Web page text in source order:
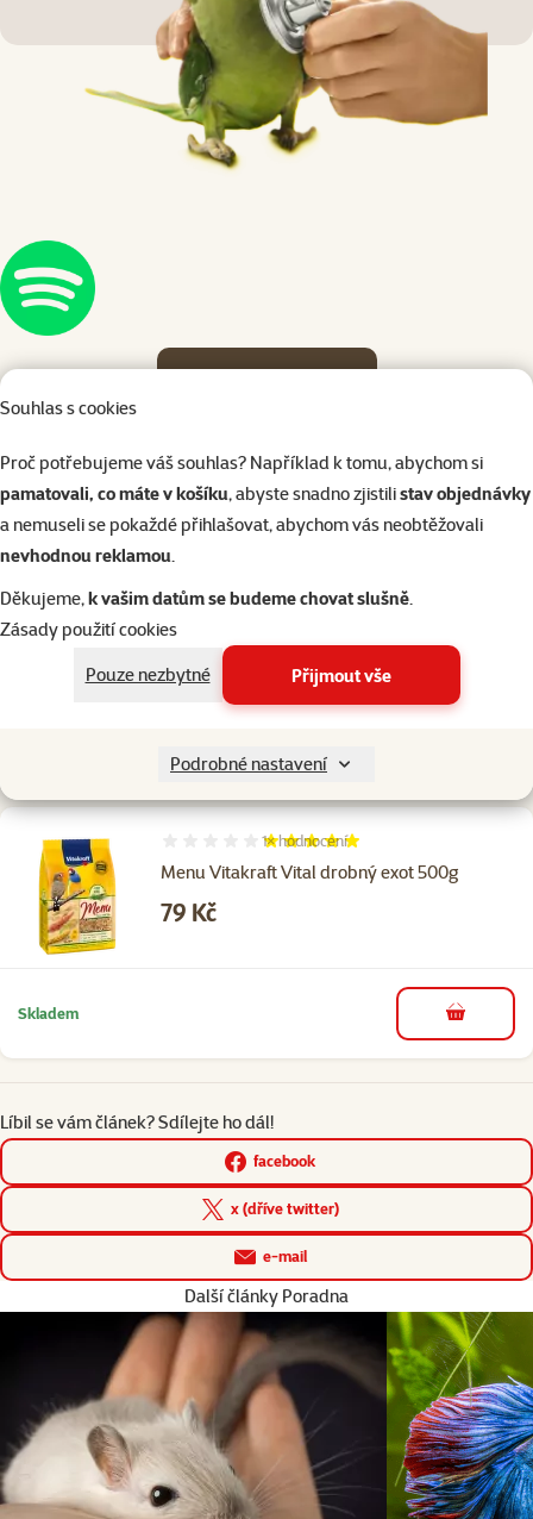
Souhlas s cookies
Proč potřebujeme váš souhlas? Například k tomu, abychom si
pamatovali, co máte v košíku, abyste snadno zjistilistav objednávky
a nemuseli se pokaždé přihlašovat, abychom vás neobtěžovali
nevhodnou reklamou.
Děkujeme,k vašim datům se budeme chovat slušně.
Zásady použití cookies
Pouze nezbytné
Přijmout vše
Podrobné nastavení
Poslouchat na Spotify
Poslouchat na Apple podcast
Shlédnout na YouTube
Menu Vitakraft Vital drobný exot 500g
Hodnocení 100%, počet hodnocení: 1
1×hodnocení
Cena
79 Kč
Skladem do košíku
Líbil se vám článek? Sdílejte ho dál!
facebook
x (dříve twitter)
e-mail
Další články Poradna